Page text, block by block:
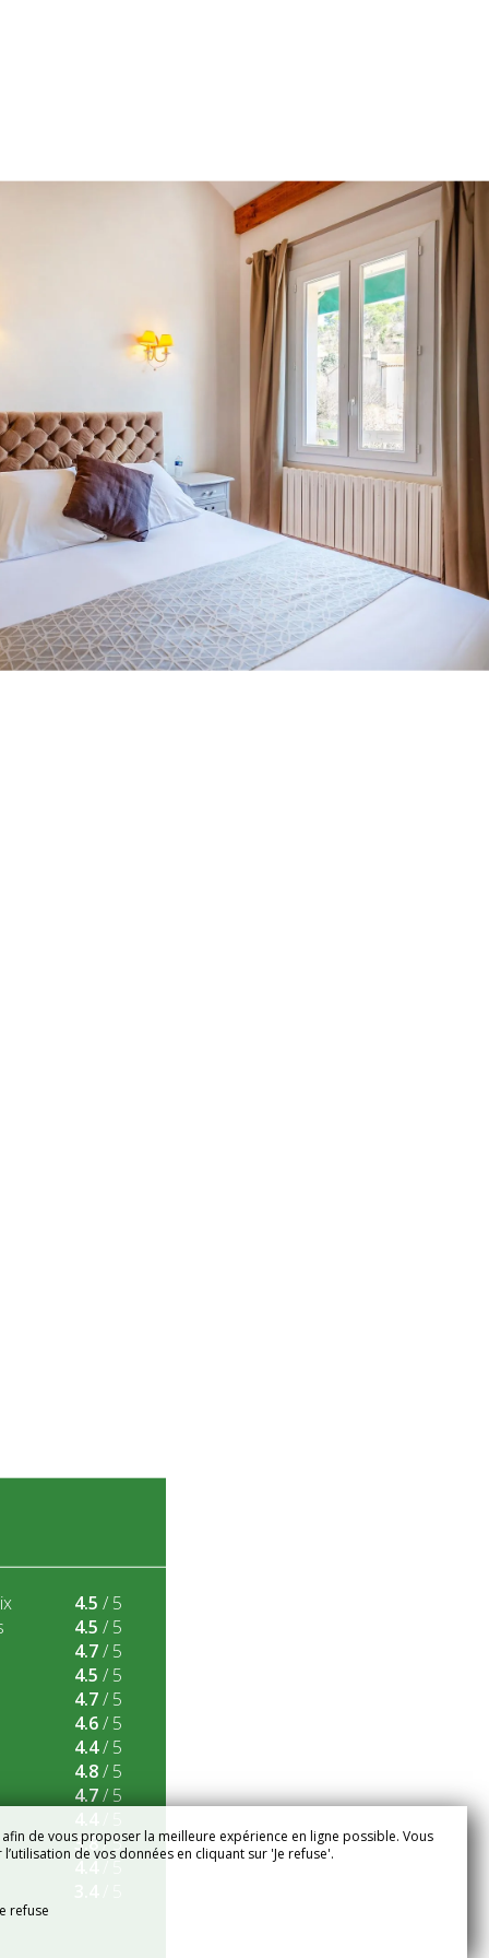
4.5 / 5
4.5 / 5
4.7/ 5
4.5 / 5
4.7/ 5
4.6/ 5
4.4/ 5
4.8/ 5
4.7/ 5
3.8/ 5
de vous proposer la meilleure expérience en ligne possible. Vous
de vos données en cliquant sur 'Je refuse'.
refuse